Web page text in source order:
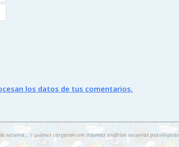
los datos de tus comentarios.
y quienes cargaran con traumas tendrían secuoyas